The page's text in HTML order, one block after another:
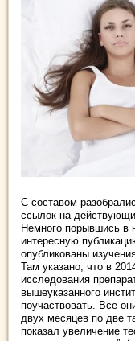
С составом
ссылок на
Немного порывшись в
интересную
опубликованы
Там указано, что в
исследования
вышеуказанного
поучаствовать. Все
двух месяцев по две
показал увеличение